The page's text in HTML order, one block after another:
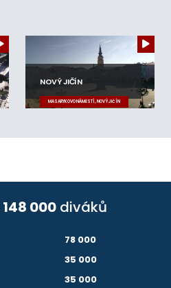
NOVÝ JIČÍN
MASARYKOVO NÁMĚSTÍ, NOVÝ JIČÍN
148 000 diváků
78 000
35 000
35 000